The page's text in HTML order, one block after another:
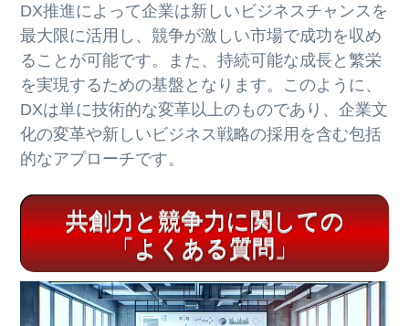
DX推進によって企業は新しいビジネスチャンスを
最大限に活用し、競争が激しい市場で成功を収め
ることが可能です。また、持続可能な成長と繁栄
を実現するための基盤となります。このように、
DXは単に技術的な変革以上のものであり、企業文
化の変革や新しいビジネス戦略の採用を含む包括
的なアプローチです。
共創力と競争力に関しての
「よくある質問」